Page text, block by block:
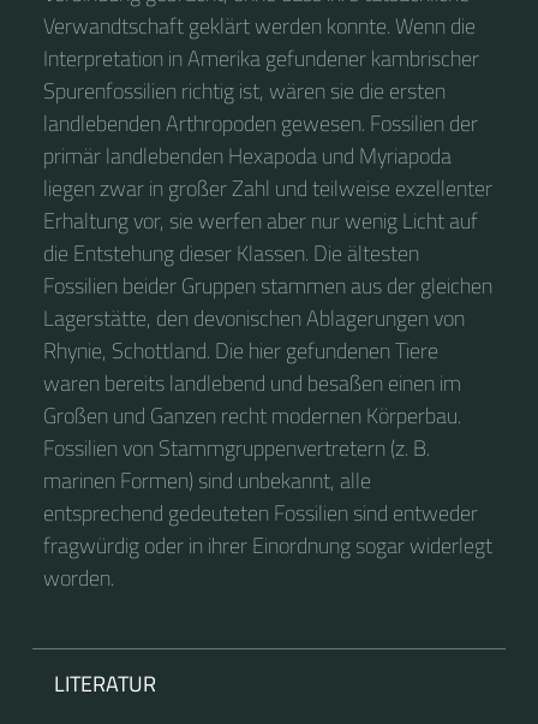
Verwandtschaft geklärt werden konnte. Wenn die
Interpretation in Amerika gefundener kambrischer
Spurenfossilien richtig ist, wären sie die ersten
landlebenden Arthropoden gewesen. Fossilien der
primär landlebenden Hexapoda und Myriapoda
liegen zwar in großer Zahl und teilweise exzellenter
Erhaltung vor, sie werfen aber nur wenig Licht auf
die Entstehung dieser Klassen. Die ältesten
Fossilien beider Gruppen stammen aus der gleichen
Lagerstätte, den devonischen Ablagerungen von
Rhynie, Schottland. Die hier gefundenen Tiere
waren bereits landlebend und besaßen einen im
Großen und Ganzen recht modernen Körperbau.
Fossilien von Stammgruppenvertretern (z. B.
marinen Formen) sind unbekannt, alle
entsprechend gedeuteten Fossilien sind entweder
fragwürdig oder in ihrer Einordnung sogar widerlegt
worden.
LITERATUR